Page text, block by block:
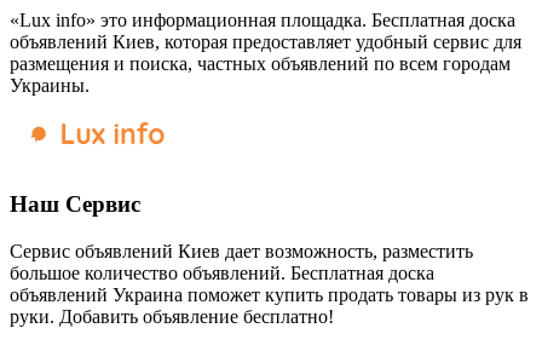
«Lux info» это информационная площадка. Бесплатная доска
объявлений Киев, которая предоставляет удобный сервис для
размещения и поиска, частных объявлений по всем городам
Украины.
Наш Сервис
Сервис объявлений Киев дает возможность, разместить
большое количество объявлений. Бесплатная доска
объявлений Украина поможет купить продать товары из рук в
руки. Добавить объявление бесплатно!